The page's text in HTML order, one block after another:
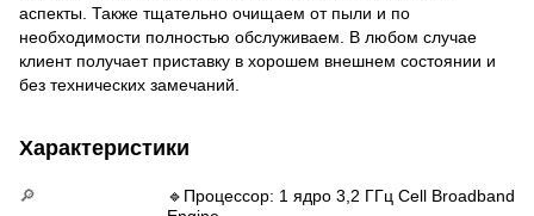
аспекты. Также тщательно очищаем от пыли и по
необходимости полностью обслуживаем. В любом случае
клиент получает приставку в хорошем внешнем состоянии и
без технических замечаний.
Характеристики
🔎
🔹Процессор: 1 ядро 3,2 ГГц Cell Broadband